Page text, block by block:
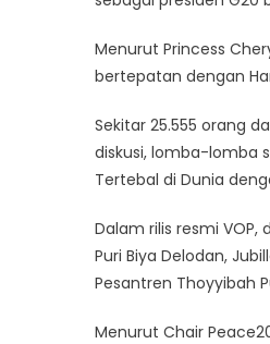
Menurut Princess
bertepatan dengan
Sekitar 25.555 orang
diskusi, lomba-lomba
Tertebal di Dunia
Dalam rilis resmi
Puri Biya Delodan,
Pesantren Thoyyibah
Menurut Chair